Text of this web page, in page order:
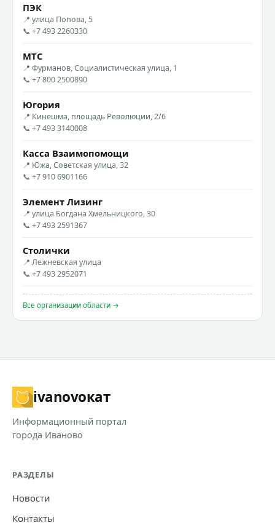
ПЭК
📍 улица Попова, 5
📞 +7 493 2260330
МТС
📍 Фурманов, Социалистическая улица, 1
📞 +7 800 2500890
Югория
📍 Кинешма, площадь Революции, 2/6
📞 +7 493 3140008
Касса Взаимопомощи
📍 Южа, Советская улица, 32
📞 +7 910 6901166
Элемент Лизинг
📍 улица Богдана Хмельницкого, 30
📞 +7 493 2591367
Столички
📍 Лежневская улица
📞 +7 493 2952071
Все организации области →
ivanovoкат
Информационный портал
города Иваново
РАЗДЕЛЫ
Новости
Контакты